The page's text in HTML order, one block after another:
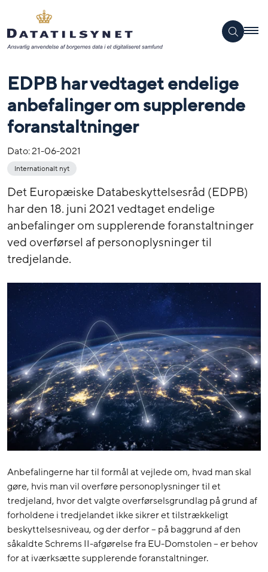
EDPB har vedtaget endelige
anbefalinger om supplerende
foranstaltninger
Dato:21-06-2021
Internationalt nyt
Det Europæiske Databeskyttelsesråd (EDPB)
har den 18. juni 2021 vedtaget endelige
anbefalinger om supplerende foranstaltninger
ved overførsel af personoplysninger til
tredjelande.
Anbefalingerne har til formål at vejlede om, hvad man skal
gøre, hvis man vil overføre personoplysninger til et
tredjeland, hvor det valgte overførselsgrundlag på grund af
forholdene i tredjelandet ikke sikrer et tilstrækkeligt
beskyttelsesniveau, og der derfor – på baggrund af den
såkaldte Schrems II-afgørelse fra EU-Domstolen – er behov
for at iværksætte supplerende foranstaltninger.